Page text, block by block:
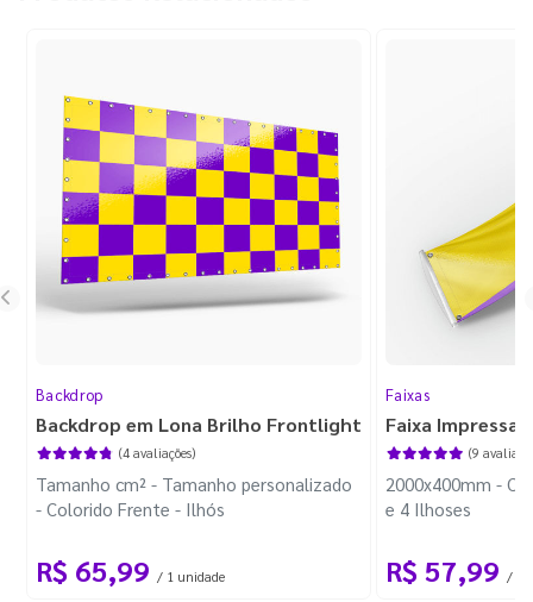
Backdrop
Backdrop em Lona Brilho Frontlight
(4 avaliações)
Tamanho cm² - Tamanho personalizado
- Colorido Frente - Ilhós
R$ 65,99 / 1 unidade
Faixas
Faixa Impressa
(9
2000x400mm -
e 4 Ilhoses
R$ 57,99